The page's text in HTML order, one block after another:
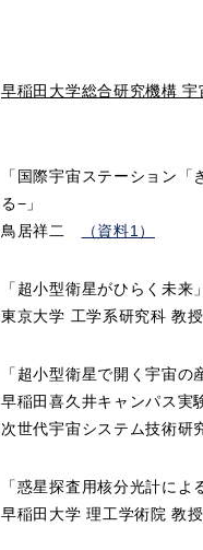
早稲田大学総合研究機構
「国際宇宙ステーション
る−」
鳥居祥二
（資料1）
「超小型衛星がひらく未来」
東京大学 工学系研究科
「超小型衛星で開く宇宙
早稲田喜久井キャンパス実
次世代宇宙システム技術
「惑星探査用核分光計によ
早稲田大学 理工学術院